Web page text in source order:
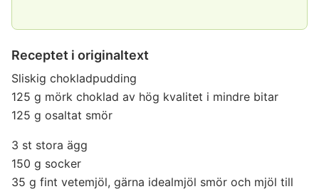
Receptet i originaltext
Sliskig chokladpudding
125 g mörk choklad av hög kvalitet i mindre bitar
125 g osaltat smör
3 st stora ägg
150 g socker
35 g fint vetemjöl, gärna idealmjöl smör och mjöl till